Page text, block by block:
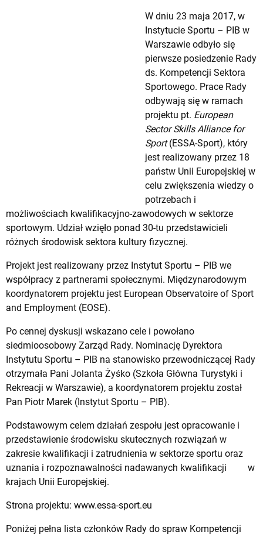
W dniu 23 maja 2017, w
Instytucie Sportu – PIB w
Warszawie odbyło się
pierwsze posiedzenie Rady
ds. Kompetencji Sektora
Sportowego. Prace Rady
odbywają się w ramach
projektu pt. European
Sector Skills Alliance for
Sport(ESSA-Sport), który
jest realizowany przez 18
państw Unii Europejskiej w
celu zwiększenia wiedzy o
potrzebach i
możliwościach kwalifikacyjno-zawodowych w sektorze
sportowym. Udział wzięło ponad 30-tu przedstawicieli
różnych środowisk sektora kultury fizycznej.
Projekt jest realizowany przez Instytut Sportu – PIB we
współpracy z partnerami społecznymi. Międzynarodowym
koordynatorem projektu jest European Observatoire of Sport
and Employment (EOSE).
Po cennej dyskusji wskazano cele i powołano
siedmioosobowy Zarząd Rady. Nominację Dyrektora
Instytutu Sportu – PIB na stanowisko przewodniczącej Rady
otrzymała Pani Jolanta Żyśko (Szkoła Główna Turystyki i
Rekreacji w Warszawie), a koordynatorem projektu został
Pan Piotr Marek (Instytut Sportu – PIB).
Podstawowym celem działań zespołu jest opracowanie i
przedstawienie środowisku skutecznych rozwiązań w
zakresie kwalifikacji i zatrudnienia w sektorze sportu oraz
uznania i rozpoznawalności nadawanych kwalifikacji w
krajach Unii Europejskiej.
Strona projektu: www.essa-sport.eu
Poniżej pełna lista członków Rady do spraw Kompetencji